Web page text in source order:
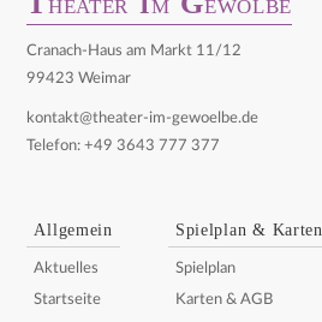
HEATER M EWÖLBE
Cranach-Haus am Markt 11/12
99423 Weimar
kontakt@theater-im-gewoelbe.de
Telefon: +49 3643 777 377
Allgemein
Aktuelles
Startseite
Spielplan & Karten
Spielplan
Karten & AGB